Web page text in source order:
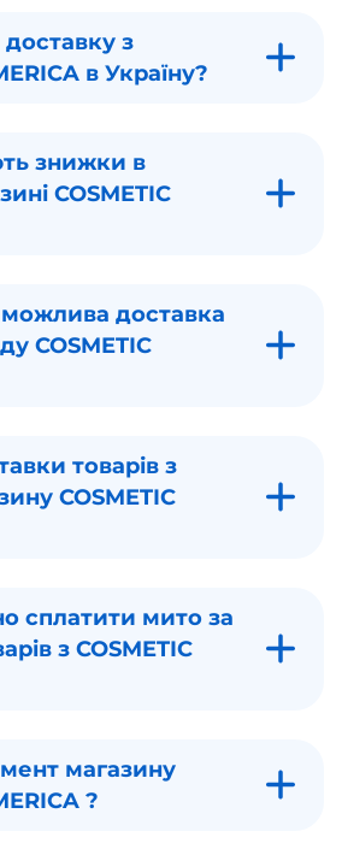
з
в Україну?
знижки в
COSMETIC
можлива доставка
COSMETIC
товарів з
COSMETIC
сплатити мито за
з COSMETIC
магазину
?